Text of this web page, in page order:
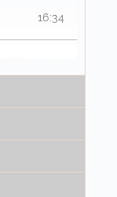
16:34
19:27